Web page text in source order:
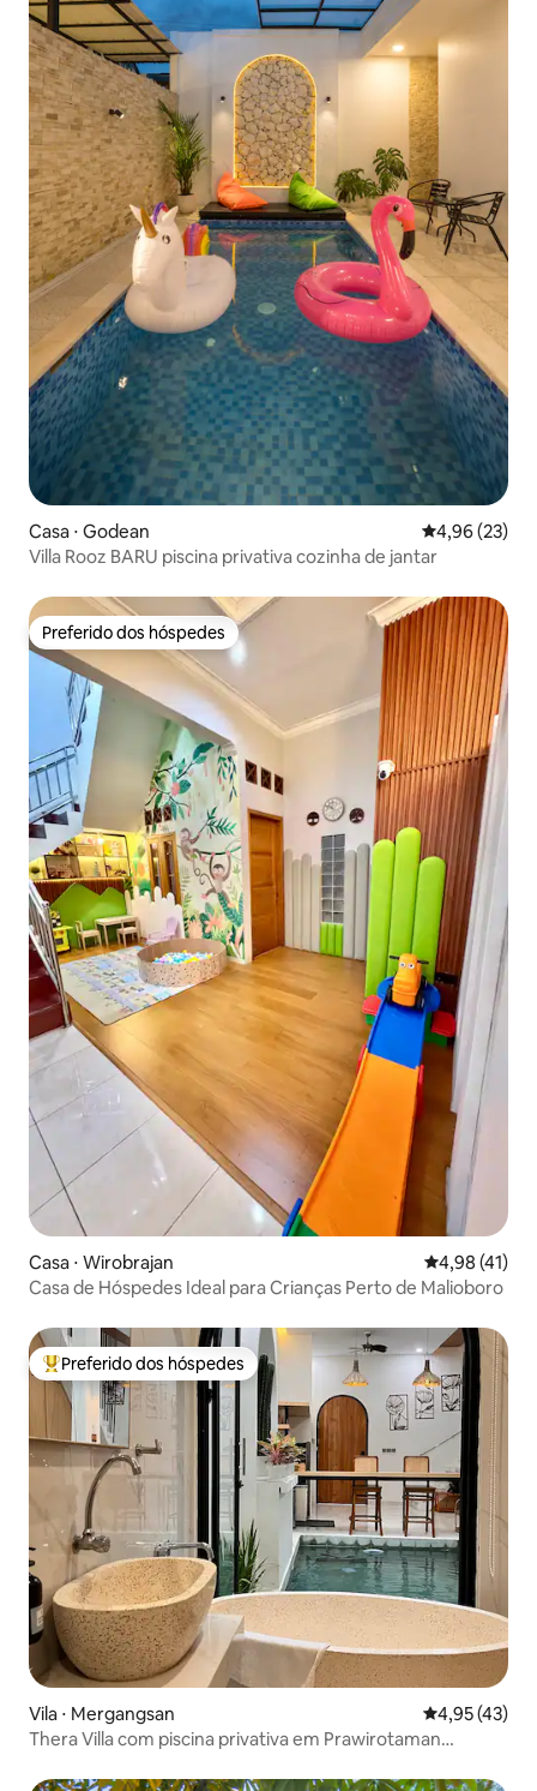
Casa ⋅ Godean 4,96 de uma
4,96 (23)
Villa Rooz BARU piscina privativa cozinha de jantar
Preferido dos hóspedes
Preferido dos hóspedes
Casa ⋅ Wirobrajan 4,98 de uma
4,98 (41)
Casa de Hóspedes Ideal para Crianças Perto de Malioboro
Entre os melhores preferidos dos hóspedes
Preferido dos hóspedes
Vila ⋅ Mergangsan 4,95 de uma
4,95 (43)
Thera Villa com piscina privativa em Prawirotaman